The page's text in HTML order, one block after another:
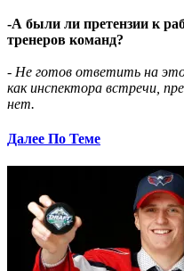
-А были ли претензии к
тренеров команд?
- Не готов ответить на
как инспектора встречи,
нет.
Далее По Теме